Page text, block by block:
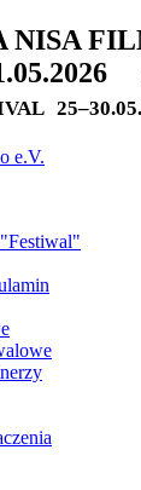
NISA
e.V.